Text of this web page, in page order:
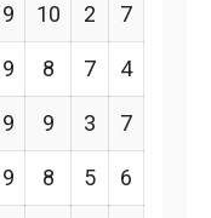
10 2 7
8 7 4
9 3 7
8 5 6